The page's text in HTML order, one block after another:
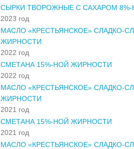
СЫРКИ ТВОРОЖНЫЕ С САХАРОМ
2023 год
МАСЛО «КРЕСТЬЯНСКОЕ» СЛАДКО-
ЖИРНОСТИ
2022 год
СМЕТАНА 15%-НОЙ ЖИРНОСТИ
2022 год
МАСЛО «КРЕСТЬЯНСКОЕ» СЛАДКО-
ЖИРНОСТИ
2021 год
СМЕТАНА 15%-НОЙ ЖИРНОСТИ
2021 год
МАСЛО «КРЕСТЬЯНСКОЕ» СЛАДКО-